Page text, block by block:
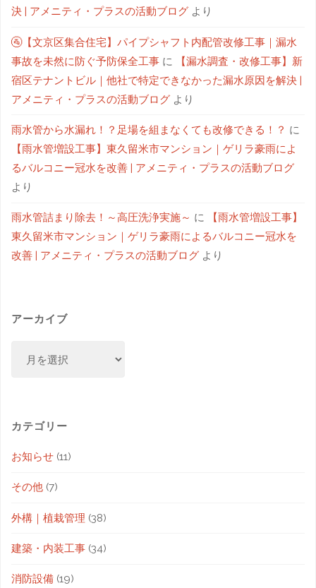
決 | アメニティ・プラスの活動ブログ より
🚰【文京区集合住宅】パイプシャフト内配管改修工事｜漏水
事故を未然に防ぐ予防保全工事 に
【漏水調査・改修工事】新
宿区テナントビル｜他社で特定できなかった漏水原因を解決 |
アメニティ・プラスの活動ブログ より
雨水管から水漏れ！？足場を組まなくても改修できる！？ に
【雨水管増設工事】東久留米市マンション｜ゲリラ豪雨によ
るバルコニー冠水を改善 | アメニティ・プラスの活動ブログ
より
雨水管詰まり除去！～高圧洗浄実施～ に
【雨水管増設工事】
東久留米市マンション｜ゲリラ豪雨によるバルコニー冠水を
改善 | アメニティ・プラスの活動ブログ より
アーカイブ
カテゴリー
お知らせ (11)
その他 (7)
外構｜植栽管理 (38)
建築・内装工事 (34)
消防設備 (19)